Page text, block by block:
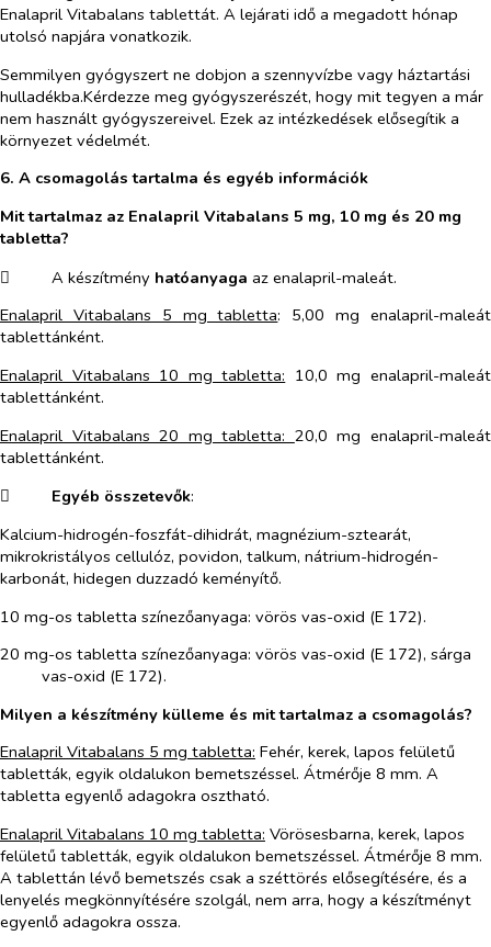
Enalapril Vitabalans tablettát. A lejárati idő a megadott hónap
utolsó napjára vonatkozik.
Semmilyen gyógyszert ne dobjon a szennyvízbe vagy háztartási
hulladékba.Kérdezze meg gyógyszerészét, hogy mit tegyen a már
nem használt gyógyszereivel. Ezek az intézkedések elősegítik a
környezet védelmét.
6. A csomagolás tartalma és egyéb információk
Mit tartalmaz az Enalapril Vitabalans 5 mg, 10 mg és 20 mg
tabletta?
​
A készítmény hatóanyaga az enalapril-maleát.
Enalapril Vitabalans 5 mg tabletta: 5,00 mg enalapril-maleát
tablettánként.
Enalapril Vitabalans 10 mg tabletta: 10,0 mg enalapril-maleát
tablettánként.
Enalapril Vitabalans 20 mg tabletta: 20,0 mg enalapril-maleát
tablettánként.
​
Egyéb összetevők:
Kalcium-hidrogén-foszfát-dihidrát, magnézium-sztearát,
mikrokristályos cellulóz, povidon, talkum, nátrium-hidrogén-
karbonát, hidegen duzzadó keményítő.
10 mg-os tabletta színezőanyaga: vörös vas-oxid (E 172).
20 mg-os tabletta színezőanyaga: vörös vas-oxid (E 172), sárga
vas-oxid (E 172).
Milyen a készítmény külleme és mit tartalmaz a csomagolás?
Enalapril Vitabalans 5 mg tabletta: Fehér, kerek, lapos felületű
tabletták, egyik oldalukon bemetszéssel. Átmérője 8 mm. A
tabletta egyenlő adagokra osztható.
Enalapril Vitabalans 10 mg tabletta: Vörösesbarna, kerek, lapos
felületű tabletták, egyik oldalukon bemetszéssel. Átmérője 8 mm.
A tablettán lévő bemetszés csak a széttörés elősegítésére, és a
lenyelés megkönnyítésére szolgál, nem arra, hogy a készítményt
egyenlő adagokra ossza.